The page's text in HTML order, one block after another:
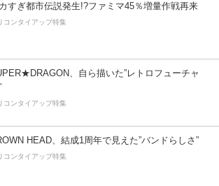
すぎ都市伝説発生!?ファミマ45％増量作戦再来
コンタイアップ特集
、自ら描いた”レトロフューチャ
コンタイアップ特集
HEAD、結成1周年で見えた”バンドらしさ”
コンタイアップ特集